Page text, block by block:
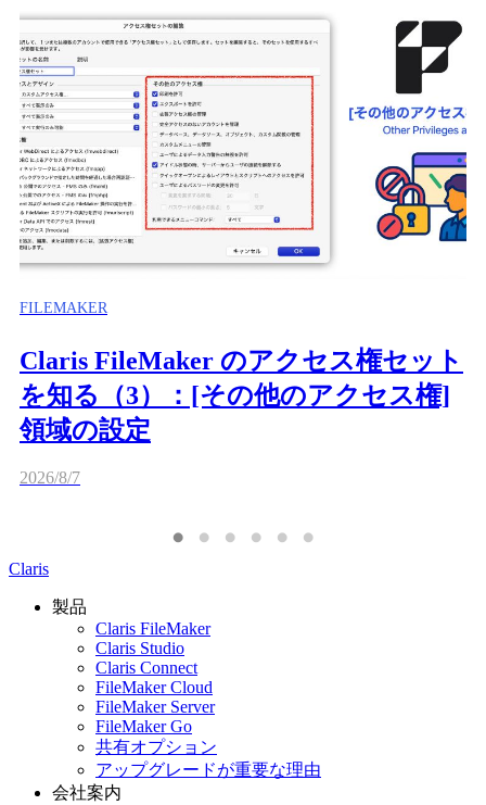
FILEMAKER
Claris FileMaker のアクセス権セット
を知る（3）：[その他のアクセス権]
領域の設定
2026/8/7
Claris
製品
Claris FileMaker
Claris Studio
Claris Connect
FileMaker Cloud
FileMaker Server
FileMaker Go
共有オプション
アップグレードが重要な理由
会社案内